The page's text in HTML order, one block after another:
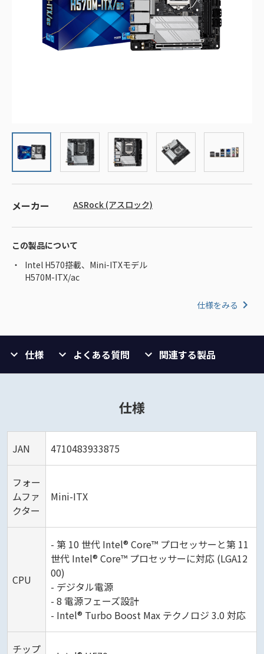
メーカー ASRock (アスロック)
この製品について
Intel H570搭載、Mini-ITXモデル
H570M-ITX/ac
仕様をみる
仕様 よくある質問 関連する製品
仕様
JAN 4710483933875
フォー
ムファ
クター
Mini-ITX
CPU
- 第 10 世代 Intel® Core™ プロセッサーと第 11
世代 Intel® Core™ プロセッサーに対応 (LGA12
00)
- デジタル電源
- 8 電源フェーズ設計
- Intel® Turbo Boost Max テクノロジ 3.0 対応
チップ